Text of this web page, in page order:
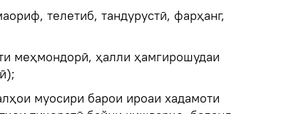
телетиб, тандурустӣ, фарҳанг,
меҳмондорӣ, ҳалли ҳамгирошудаи
муосири барои ироаи хадамоти